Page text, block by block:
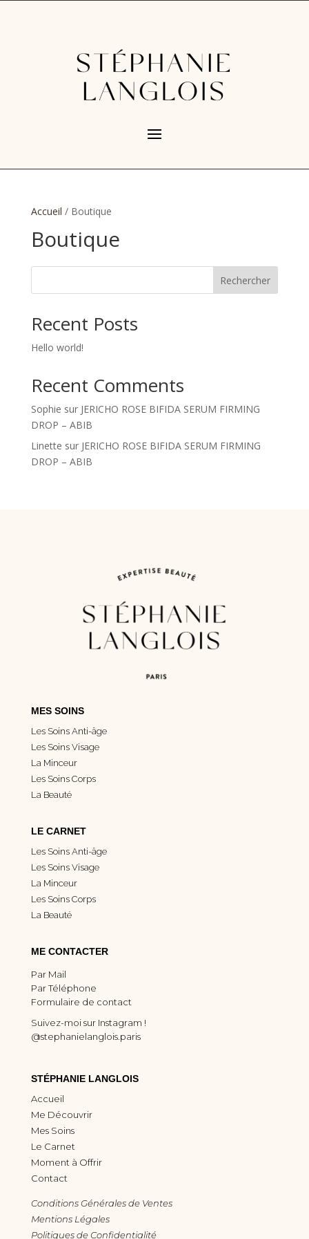
Accueil / Boutique
Boutique
Rechercher
Recent Posts
Hello world!
Recent Comments
Sophie sur JERICHO ROSE BIFIDA SERUM FIRMING
DROP – ABIB
Linette sur JERICHO ROSE BIFIDA SERUM FIRMING
DROP – ABIB
MES SOINS
Les Soins Anti-âge
Les Soins Visage
La Minceur
Les Soins Corps
La Beauté
LE CARNET
Les Soins Anti-âge
Les Soins Visage
La Minceur
Les Soins Corps
La Beauté
ME CONTACTER
Par Mail
Par Téléphone
Formulaire de contact
Suivez-moi sur Instagram !
@stephanielanglois.paris
STÉPHANIE LANGLOIS
Accueil
Me Découvrir
Mes Soins
Le Carnet
Moment à Offrir
Contact
Conditions Générales de Ventes
Mentions Légales
Politiques de Confidentialité